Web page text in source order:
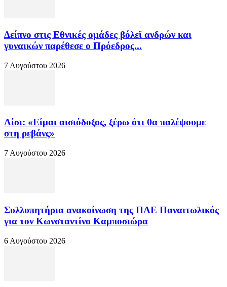
Δείπνο στις Εθνικές ομάδες βόλεϊ ανδρών και
γυναικών παρέθεσε ο Πρόεδρος...
7 Αυγούστου 2026
Λίσι: «Είμαι αισιόδοξος, ξέρω ότι θα παλέψουμε
στη ρεβάνς»
7 Αυγούστου 2026
Συλλυπητήρια ανακοίνωση της ΠΑΕ Παναιτωλικός
για τον Κωνσταντίνο Καμποσιώρα
6 Αυγούστου 2026